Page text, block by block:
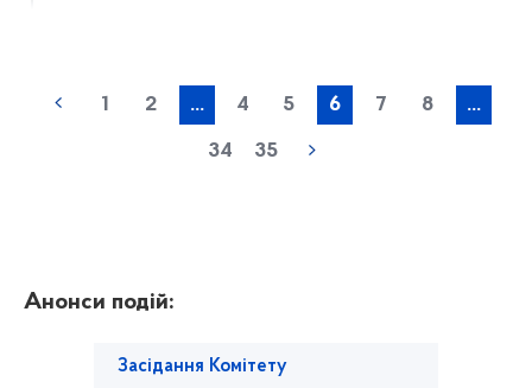
1 2 ... 4 5 6 7 8 ...
34 35
Анонси подій:
Засідання Комітету